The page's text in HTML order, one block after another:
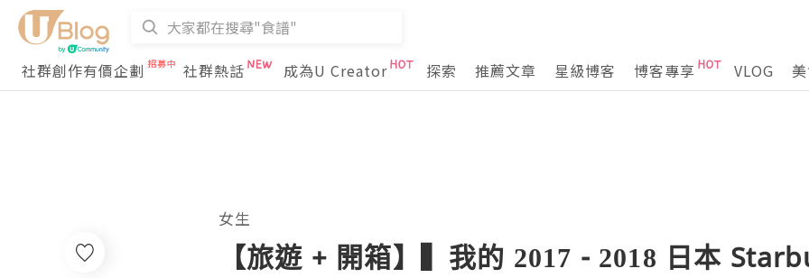
社群創作有價企劃
社群熱話 成為U Creator 探索 推薦文章 星級博客 博客專享 VLOG
女生
【旅遊 + 開箱】▍我的 2017 - 2018 日本